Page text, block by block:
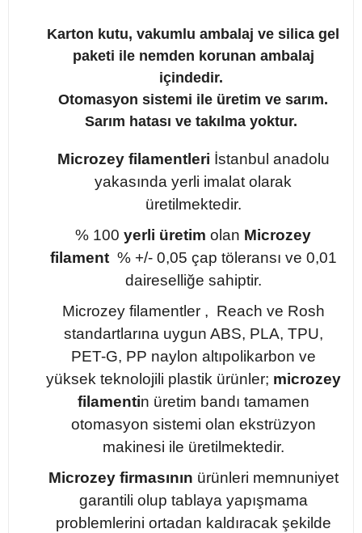
Karton kutu, vakumlu ambalaj ve silica gel
paketi ile nemden korunan ambalaj
içindedir.
Otomasyon sistemi ile üretim ve sarım.
Sarım hatası ve takılma yoktur.
Microzey filamentleri İstanbul anadolu
yakasında yerli imalat olarak
üretilmektedir.
% 100 yerli üretim olan Microzey
filament% +/- 0,05 çap töleransı ve 0,01
daireselliğe sahiptir.
Microzey filamentler , Reach ve Rosh
standartlarına uygun ABS, PLA, TPU,
PET-G, PP naylon altıpolikarbon ve
yüksek teknolojili plastik ürünler; microzey
filamentin üretim bandı tamamen
otomasyon sistemi olan ekstrüzyon
makinesi ile üretilmektedir.
Microzey firmasının ürünleri memnuniyet
garantili olup tablaya yapışmama
problemlerini ortadan kaldıracak şekilde